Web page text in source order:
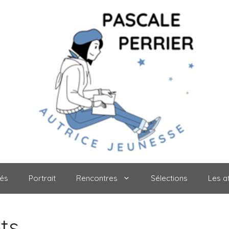
Portrait Rencontres Sélections Les